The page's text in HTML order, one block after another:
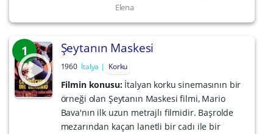
Elena
1 Şeytanın Maskesi
1960 İtalya Korku
Filmin konusu: İtalyan korku sinemasının bir
örneği olan Şeytanın Maskesi filmi, Mario
Bava'nın ilk uzun metrajlı filmidir. Başrolde
mezarından kaçan lanetli bir cadı ile bir